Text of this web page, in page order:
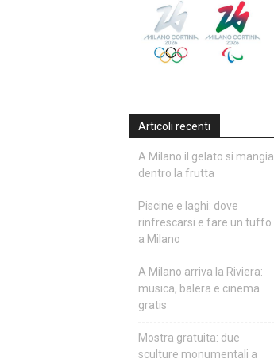
Articoli recenti
A Milano il gelato si mangia
dentro la frutta
Piscine e laghi: dove
rinfrescarsi e fare un tuffo
a Milano
A Milano arriva la Riviera:
musica, balera e cinema
gratis
Mostra gratuita: due
sculture monumentali a